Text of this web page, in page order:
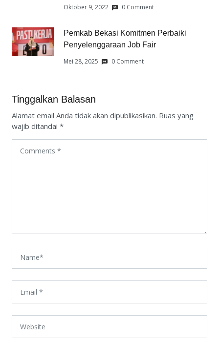
Oktober 9, 2022 0 Comment
Pemkab Bekasi Komitmen Perbaiki
Penyelenggaraan Job Fair
Mei 28, 2025 0 Comment
Tinggalkan Balasan
Alamat email Anda tidak akan dipublikasikan. Ruas yang
wajib ditandai *